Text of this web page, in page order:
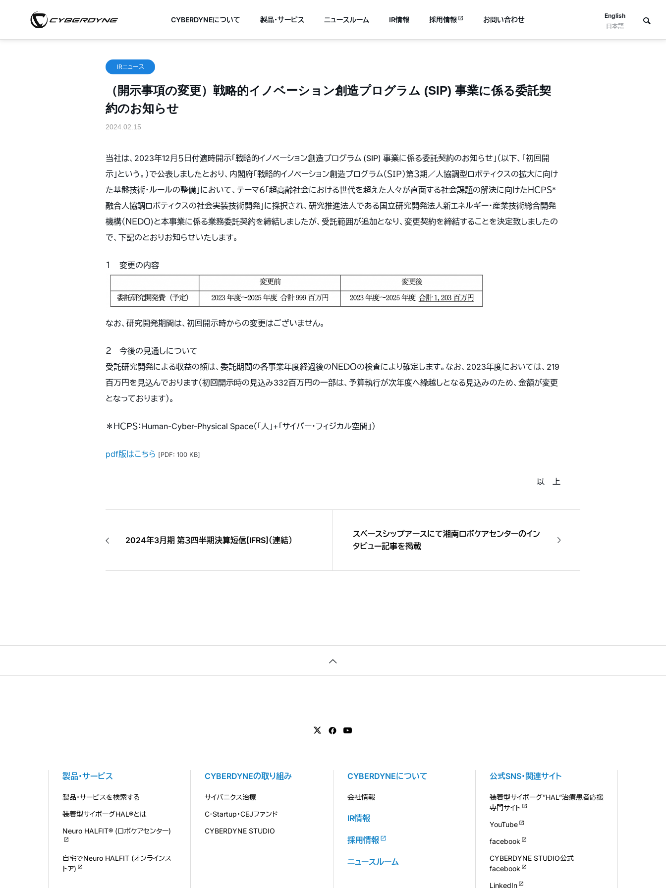
English
日本語
CYBERDYNEについて 製品・サービス ニュースルーム IR情報 採用情報 お問い合わせ
IRニュース
（開示事項の変更）戦略的イノベーション創造プログラム (SIP) 事業に係る委託契
約のお知らせ
2024.02.15
当社は、2023年12月５日付適時開示「戦略的イノベーション創造プログラム (SIP) 事業に係る委託契約のお知らせ」（以下、「初回開
示」という。）で公表しましたとおり、内閣府「戦略的イノベーション創造プログラム（ＳＩＰ）第３期／人協調型ロボティクスの拡大に向け
た基盤技術・ルールの整備」において、テーマ６「超高齢社会における世代を超えた人々が直面する社会課題の解決に向けたＨＣＰＳ*
融合人協調ロボティクスの社会実装技術開発」に採択され、研究推進法人である国立研究開発法人新エネルギー・産業技術総合開発
機構（ＮＥＤＯ)と本事業に係る業務委託契約を締結しましたが、受託範囲が追加となり、変更契約を締結することを決定致しましたの
で、下記のとおりお知らせいたします。
１ 変更の内容
なお、研究開発期間は、初回開示時からの変更はございません。
２ 今後の見通しについて
受託研究開発による収益の額は、委託期間の各事業年度経過後のＮＥＤＯの検査により確定します。なお、2023年度においては、219
百万円を見込んでおります（初回開示時の見込み332百万円の一部は、予算執行が次年度へ繰越しとなる見込みのため、金額が変更
となっております）。
＊ＨＣＰＳ：Human-Cyber-Physical Space（「人」+「サイバー・フィジカル空間」）
pdf版はこちら [PDF: 100 KB]
以 上
2024年3月期 第３四半期決算短信[IFRS]（連結）
スペースシップアースにて湘南ロボケアセンターのイン
タビュー記事を掲載
製品・サービス
製品・サービスを検索する
装着型サイボーグHAL®とは
Neuro HALFIT® (ロボケアセンター)
自宅でNeuro HALFIT (オンラインス
トア)
CYBERDYNEの取り組み
サイバニクス治療
C-Startup・CEJファンド
CYBERDYNE STUDIO
CYBERDYNEについて
会社情報
IR情報
採用情報
ニュースルーム
公式SNS・関連サイト
装着型サイボーグ”HAL”治療患者応援
専門サイト
YouTube
facebook
CYBERDYNE STUDIO公式
facebook
LinkedIn